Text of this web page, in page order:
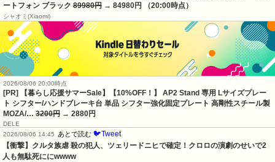
ートフォン ブラック 89980円 → 84980円 （20:00時点）
シャオミ(Xiaomi)
2026/08/06 20:00時点
[PR] 【暮らし応援サマーSale】【10%OFF！】 AP2 Stand 専用 Lサイズプレー
ト シフター/ハンドブレーキ台 単品 シフター強化固定プレート 高剛性スチール製
MOZA/… 3200円 → 2880円
DELE
2026/08/06 14:45
あとで読む 🐦Tweet
【衝撃】クルタ族虐 殺の犯人、ツェリードニヒで確定！クロロの演劇のせいで2
人も無駄死ににwwww